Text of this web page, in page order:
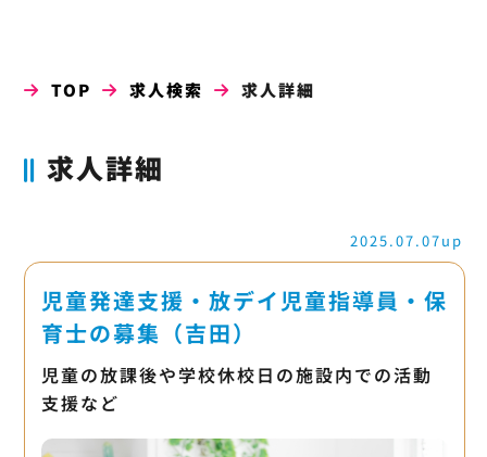
TOP 求人検索 求人詳細
求人詳細
2025.07.07up
児童発達支援・放デイ児童指導員・保
育士の募集（吉田）
児童の放課後や学校休校日の施設内での活動
支援など